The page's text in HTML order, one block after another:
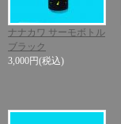
ナナカワ サーモボトル
ブラック
3,000円(税込)